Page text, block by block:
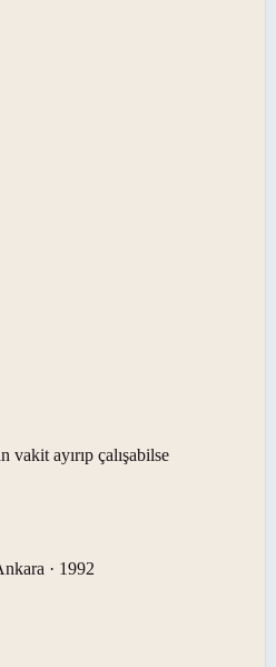
vakit ayırıp çalışabilse
· 1992